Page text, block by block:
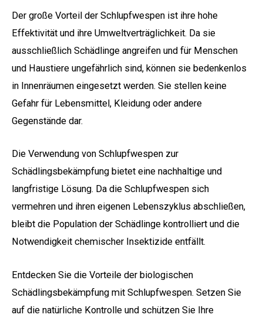
Der große Vorteil der Schlupfwespen ist ihre hohe
Effektivität und ihre Umweltverträglichkeit. Da sie
ausschließlich Schädlinge angreifen und für Menschen
und Haustiere ungefährlich sind, können sie bedenkenlos
in Innenräumen eingesetzt werden. Sie stellen keine
Gefahr für Lebensmittel, Kleidung oder andere
Gegenstände dar.
Die Verwendung von Schlupfwespen zur
Schädlingsbekämpfung bietet eine nachhaltige und
langfristige Lösung. Da die Schlupfwespen sich
vermehren und ihren eigenen Lebenszyklus abschließen,
bleibt die Population der Schädlinge kontrolliert und die
Notwendigkeit chemischer Insektizide entfällt.
Entdecken Sie die Vorteile der biologischen
Schädlingsbekämpfung mit Schlupfwespen. Setzen Sie
auf die natürliche Kontrolle und schützen Sie Ihre